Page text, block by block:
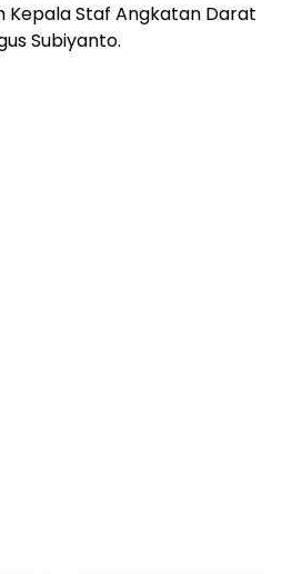
Kepala Staf Angkatan Darat
Subiyanto.